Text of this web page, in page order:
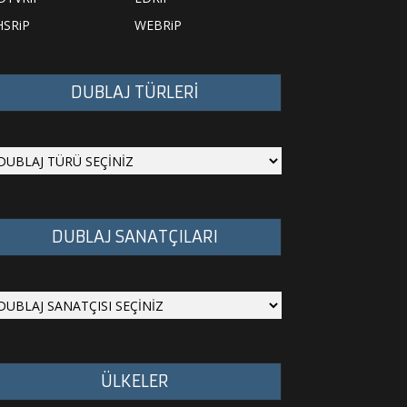
WEBRiP
DUBLAJ TÜRLERİ
DUBLAJ SANATÇILARI
ÜLKELER